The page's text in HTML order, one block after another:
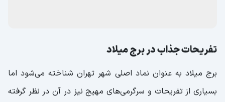
تفریحات جذاب در برج میلاد
برج میلاد به عنوان نماد اصلی شهر تهران شناخته می‌شود اما
بسیاری از تفریحات و سرگرمی‌های مهیج نیز در آن در نظر گرفته